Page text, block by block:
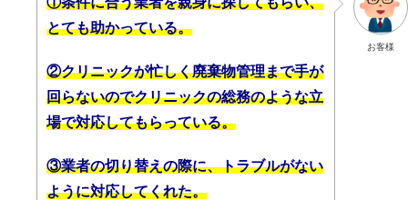
お客様
とても助かっている。
②クリニックが忙しく廃棄物管理まで手が
回らないのでクリニックの総務のような立
場で対応してもらっている。
③業者の切り替えの際に、トラブルがない
ように対応してくれた。